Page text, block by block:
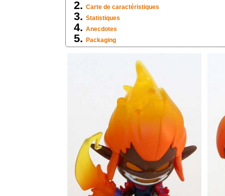
Carte de caractéristiques
Statistiques
Anecdotes
Packaging